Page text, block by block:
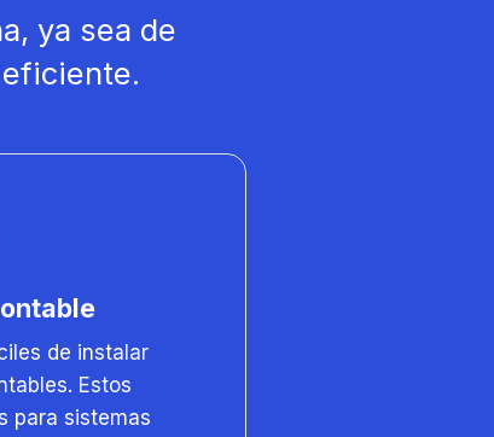
ya sea de
de instalar
Estos
para sistemas